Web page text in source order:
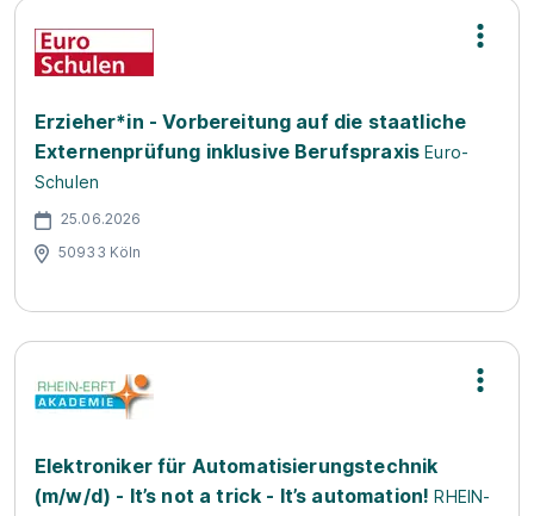
Erzieher*in - Vorbereitung auf die staatliche
Externenprüfung inklusive Berufspraxis Euro-
Schulen
25.06.2026
50933 Köln
Elektroniker für Automatisierungstechnik
(m/w/d) - It’s not a trick - It’s automation! RHEIN-